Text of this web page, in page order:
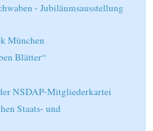
- Jubiläumsausstellung
München
Blätter“
NSDAP-Mitgliederkartei
Staats- und